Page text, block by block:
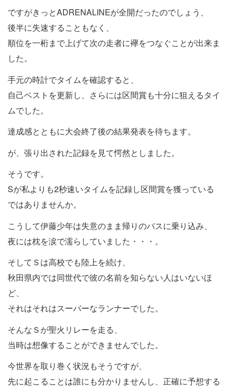
ですがきっとADRENALINEが全開だったのでしょう、
後半に失速することもなく、
順位を一桁まで上げて次の走者に襷をつなぐことが出来ま
した。
手元の時計でタイムを確認すると、
自己ベストを更新し、さらには区間賞も十分に狙えるタイ
ムでした。
達成感とともに大会終了後の結果発表を待ちます。
が、張り出された記録を見て愕然としました。
そうです。
Sが私よりも2秒速いタイムを記録し区間賞を獲っている
ではありませんか。
こうして伊藤少年は失意のまま帰りのバスに乗り込み、
夜には枕を涙で濡らしていました・・・。
そしてＳは高校でも陸上を続け、
秋田県内では同世代で彼の名前を知らない人はいないほ
ど、
それはそれはスーパーなランナーでした。
そんなＳが聖火リレーを走る、
当時は想像することができませんでした。
今世界を取り巻く状況もそうですが、
先に起こることは誰にも分かりませんし、正確に予想する